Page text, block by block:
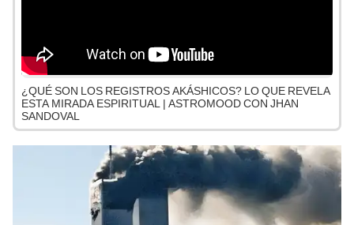
¿QUÉ SON LOS REGISTROS AKÁSHICOS? LO QUE REVELA
ESTA MIRADA ESPIRITUAL | ASTROMOOD CON JHAN
SANDOVAL